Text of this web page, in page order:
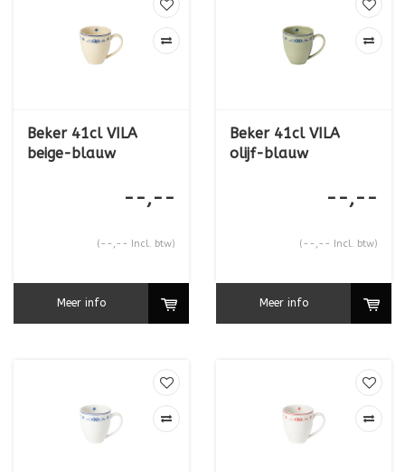
Beker 41cl VILA
beige-blauw
--,--
(--,-- Incl. btw)
Meer info
Beker 41cl VILA
olijf-blauw
--,--
(--,-- Incl. btw)
Meer info